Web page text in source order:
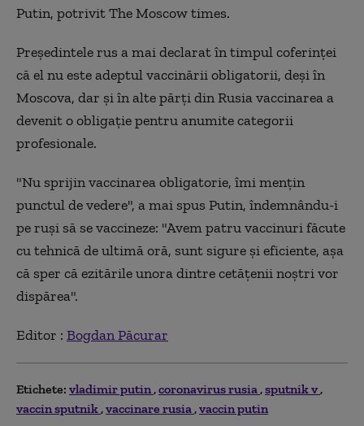
Putin, potrivit The Moscow times.
Președintele rus a mai declarat în timpul coferinței
că el nu este adeptul vaccinării obligatorii, deși în
Moscova, dar și în alte părți din Rusia vaccinarea a
devenit o obligație pentru anumite categorii
profesionale.
"Nu sprijin vaccinarea obligatorie, îmi mențin
punctul de vedere", a mai spus Putin, îndemnându-i
pe ruși să se vaccineze: "Avem patru vaccinuri făcute
cu tehnică de ultimă oră, sunt sigure și eficiente, așa
că sper că ezitările unora dintre cetățenii noștri vor
dispărea".
Editor : Bogdan Păcurar
Etichete: vladimir putin coronavirus rusia sputnik v
vaccin sputnik vaccinare rusia vaccin putin